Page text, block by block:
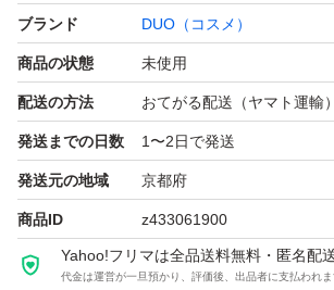
ブランド DUO（コスメ）
商品の状態 未使用
配送の方法 おてがる配送（ヤマト運輸）
発送までの日数 1〜2日で発送
発送元の地域 京都府
商品ID z433061900
Yahoo!フリマは全品送料無料・匿名配
代金は運営が一旦預かり、評価後、出品者に支払われ